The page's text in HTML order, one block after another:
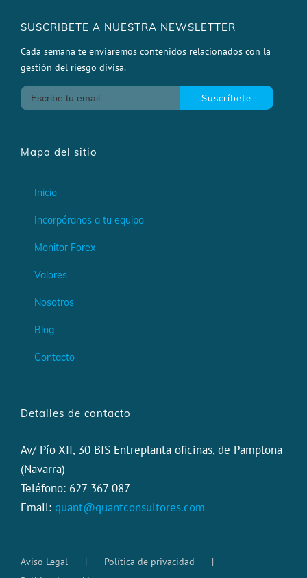
SUSCRIBETE A NUESTRA NEWSLETTER
Cada semana te enviaremos contenidos relacionados con la
gestión del riesgo divisa.
Mapa del sitio
Inicio
Incorpóranos a tu equipo
Monitor Forex
Valores
Nosotros
Blog
Contacto
Detalles de contacto
Av/ Pío XII, 30 BIS Entreplanta oficinas, de Pamplona
(Navarra)
Teléfono: 627 367 087
Email: quant@quantconsultores.com
Aviso Legal
Política de privacidad